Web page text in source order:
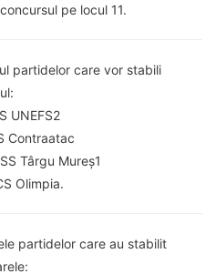
pe locul 11.
partidelor care vor stabili
UNEFS2
Contraatac
Târgu Mureș1
Olimpia.
partidelor care au stabilit